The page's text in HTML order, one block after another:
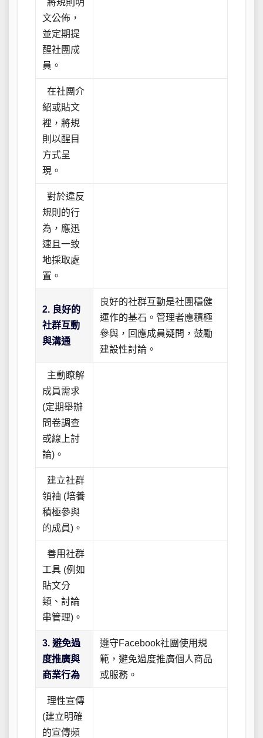
文公佈，
並定期提
醒社團成
員。
在社團介
紹或貼文
裡，將規
則以醒目
方式呈
現。
對於違反
規則的行
為，應迅
速且一致
地採取處
置。
2. 良好的
社群互動
與溝通
良好的社群互動是社團穩健
運作的基石。管理者應積極
參與，回應成員疑問，鼓勵
建設性討論。
主動瞭解
成員需求
(定期舉辦
問卷調查
或線上討
論)。
建立社群
領袖 (培養
積極參與
的成員)。
善用社群
工具 (例如
貼文分
類、討論
串管理)。
3. 避免過
度推廣與
商業行為
遵守Facebook社團使用規
範，避免過度推廣個人商品
或服務。
理性宣傳
(建立明確
的宣傳頻